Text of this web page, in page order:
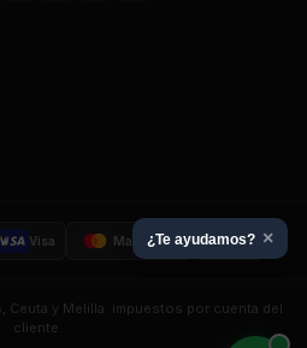
Visa Mastercard SSL
Ceuta y Melilla: impuestos por cuenta del
cliente.
¿Te ayudamos? ×